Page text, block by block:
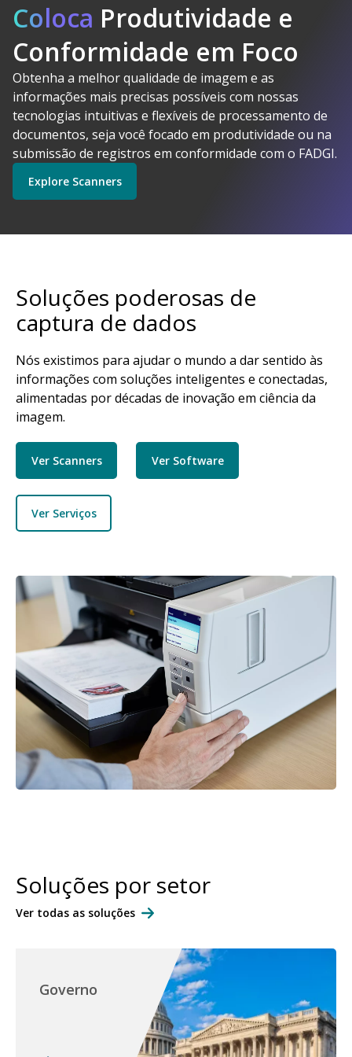
Coloca Produtividade e
Conformidade em Foco
Obtenha a melhor qualidade de imagem e as
informações mais precisas possíveis com nossas
tecnologias intuitivas e flexíveis de processamento de
documentos, seja você focado em produtividade ou na
submissão de registros em conformidade com o FADGI.
Explore Scanners
Comece a usar
Alaris faz sentido
Explore Software Explore Scanners
Explore Serviços
Soluções poderosas de
captura de dados
Nós existimos para ajudar o mundo a dar sentido às
informações com soluções inteligentes e conectadas,
alimentadas por décadas de inovação em ciência da
imagem.
Ver Scanners Ver Software
Ver Serviços
Imagem
Soluções por setor
Ver todas as soluções
Governo